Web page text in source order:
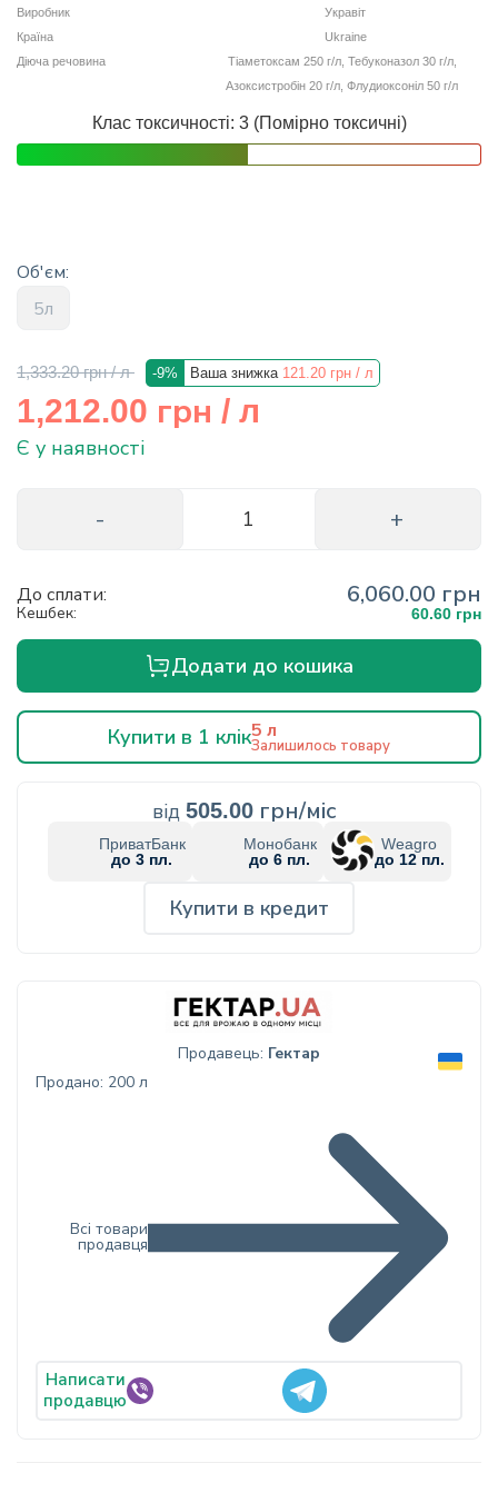
info@hectare.ua
Виробник
Укравіт
Країна
Ukraine
Діюча речовина
Тіаметоксам 250 г/л, Тебуконазол 30 г/л,
Азоксистробін 20 г/л, Флудиоксоніл 50 г/л
Клас токсичності: 3 (Помірно токсичні)
Об'єм:
5л
1,333.20 грн / л -9% Ваша знижка 121.20 грн / л
1,212.00 грн / л
Є у наявності
До сплати: 6,060.00 грн
Кешбек: 60.60 грн
Додати до кошика
Купити в 1 клік5 л
Залишилось товару
від 505.00 грн/міс
ПриватБанк
до 3 пл.
Монобанк
до 6 пл.
Weagro
до 12 пл.
Купити в кредит
Продавець: Гектар
Написати
продавцю
Продано: 200 л
Всі товари
продавця